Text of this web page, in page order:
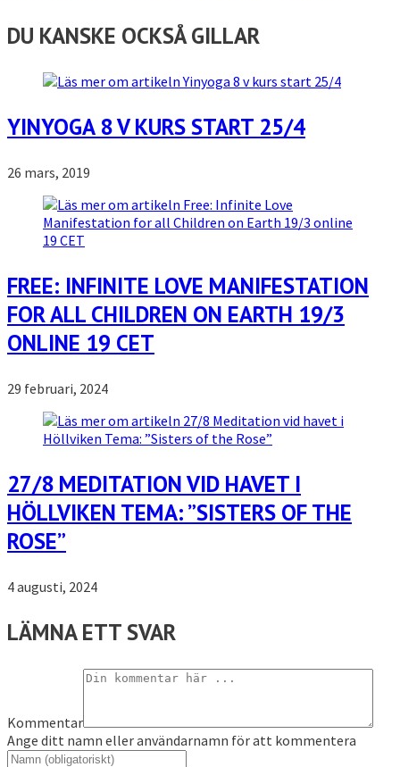
DU KANSKE OCKSÅ GILLAR
YINYOGA 8 V KURS START 25/4
26 mars, 2019
FREE: INFINITE LOVE MANIFESTATION
FOR ALL CHILDREN ON EARTH 19/3
ONLINE 19 CET
29 februari, 2024
27/8 MEDITATION VID HAVET I
HÖLLVIKEN TEMA: ”SISTERS OF THE
ROSE”
4 augusti, 2024
LÄMNA ETT SVAR
Kommentar
Ange ditt namn eller användarnamn för att kommentera